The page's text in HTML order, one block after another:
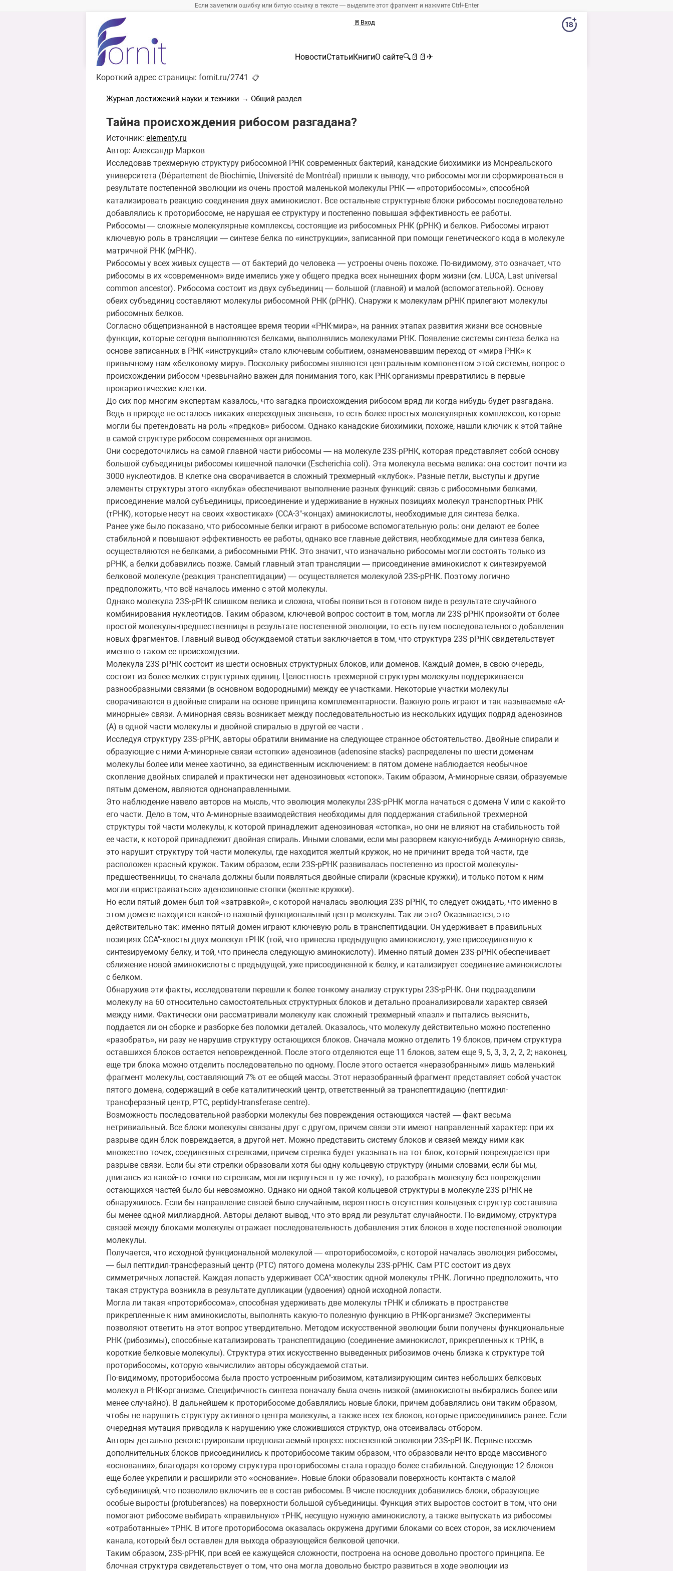
Если заметили ошибку или битую ссылку в тексте — выделите этот фрагмент и нажмите Ctrl+Enter
🚪 Вход
НовостиСтатьиКнигиО сайте🔍 📄 📄 ✈
Короткий адрес страницы: fornit.ru/2741 📋
Журнал достижений науки и техники → Общий раздел
Тайна происхождения рибосом разгадана?
Источник: elementy.ru
Автор: Александр Марков
Исследовав трехмерную структуру рибосомной РНК современных бактерий, канадские биохимики из Монреальского
университета (Département de Biochimie, Université de Montréal) пришли к выводу, что рибосомы могли сформироваться в
результате постепенной эволюции из очень простой маленькой молекулы РНК — «проторибосомы», способной
катализировать реакцию соединения двух аминокислот. Все остальные структурные блоки рибосомы последовательно
добавлялись к проторибосоме, не нарушая ее структуру и постепенно повышая эффективность ее работы.
Рибосомы — сложные молекулярные комплексы, состоящие из рибосомных РНК (рРНК) и белков. Рибосомы играют
ключевую роль в трансляции — синтезе белка по «инструкции», записанной при помощи генетического кода в молекуле
матричной РНК (мРНК).
Рибосомы у всех живых существ — от бактерий до человека — устроены очень похоже. По-видимому, это означает, что
рибосомы в их «современном» виде имелись уже у общего предка всех нынешних форм жизни (см. LUCA, Last universal
common ancestor). Рибосома состоит из двух субъединиц — большой (главной) и малой (вспомогательной). Основу
обеих субъединиц составляют молекулы рибосомной РНК (рРНК). Снаружи к молекулам рРНК прилегают молекулы
рибосомных белков.
Согласно общепризнанной в настоящее время теории «РНК-мира», на ранних этапах развития жизни все основные
функции, которые сегодня выполняются белками, выполнялись молекулами РНК. Появление системы синтеза белка на
основе записанных в РНК «инструкций» стало ключевым событием, ознаменовавшим переход от «мира РНК» к
привычному нам «белковому миру». Поскольку рибосомы являются центральным компонентом этой системы, вопрос о
происхождении рибосом чрезвычайно важен для понимания того, как РНК-организмы превратились в первые
прокариотические клетки.
До сих пор многим экспертам казалось, что загадка происхождения рибосом вряд ли когда-нибудь будет разгадана.
Ведь в природе не осталось никаких «переходных звеньев», то есть более простых молекулярных комплексов, которые
могли бы претендовать на роль «предков» рибосом. Однако канадские биохимики, похоже, нашли ключик к этой тайне
в самой структуре рибосом современных организмов.
Они сосредоточились на самой главной части рибосомы — на молекуле 23S-рРНК, которая представляет собой основу
большой субъединицы рибосомы кишечной палочки (Escherichia coli). Эта молекула весьма велика: она состоит почти из
3000 нуклеотидов. В клетке она сворачивается в сложный трехмерный «клубок». Разные петли, выступы и другие
элементы структуры этого «клубка» обеспечивают выполнение разных функций: связь с рибосомными белками,
присоединение малой субъединицы, присоединение и удерживание в нужных позициях молекул транспортных РНК
(тРНК), которые несут на своих «хвостиках» (CCA-3"-концах) аминокислоты, необходимые для синтеза белка.
Ранее уже было показано, что рибосомные белки играют в рибосоме вспомогательную роль: они делают ее более
стабильной и повышают эффективность ее работы, однако все главные действия, необходимые для синтеза белка,
осуществляются не белками, а рибосомными РНК. Это значит, что изначально рибосомы могли состоять только из
рРНК, а белки добавились позже. Самый главный этап трансляции — присоединение аминокислот к синтезируемой
белковой молекуле (реакция транспептидации) — осуществляется молекулой 23S-рРНК. Поэтому логично
предположить, что всё началось именно с этой молекулы.
Однако молекула 23S-рРНК слишком велика и сложна, чтобы появиться в готовом виде в результате случайного
комбинирования нуклеотидов. Таким образом, ключевой вопрос состоит в том, могла ли 23S-рРНК произойти от более
простой молекулы-предшественницы в результате постепенной эволюции, то есть путем последовательного добавления
новых фрагментов. Главный вывод обсуждаемой статьи заключается в том, что структура 23S-рРНК свидетельствует
именно о таком ее происхождении.
Молекула 23S-рРНК состоит из шести основных структурных блоков, или доменов. Каждый домен, в свою очередь,
состоит из более мелких структурных единиц. Целостность трехмерной структуры молекулы поддерживается
разнообразными связями (в основном водородными) между ее участками. Некоторые участки молекулы
сворачиваются в двойные спирали на основе принципа комплементарности. Важную роль играют и так называемые «А-
минорные» связи. А-минорная связь возникает между последовательностью из нескольких идущих подряд аденозинов
(А) в одной части молекулы и двойной спиралью в другой ее части .
Исследуя структуру 23S-рРНК, авторы обратили внимание на следующее странное обстоятельство. Двойные спирали и
образующие с ними А-минорные связи «стопки» аденозинов (adenosine stacks) распределены по шести доменам
молекулы более или менее хаотично, за единственным исключением: в пятом домене наблюдается необычное
скопление двойных спиралей и практически нет аденозиновых «стопок». Таким образом, А-минорные связи, образуемые
пятым доменом, являются однонаправленными.
Это наблюдение навело авторов на мысль, что эволюция молекулы 23S-рРНК могла начаться с домена V или с какой-то
его части. Дело в том, что А-минорные взаимодействия необходимы для поддержания стабильной трехмерной
структуры той части молекулы, к которой принадлежит аденозиновая «стопка», но они не влияют на стабильность той
ее части, к которой принадлежит двойная спираль. Иными словами, если мы разорвем какую-нибудь А-минорную связь,
это нарушит структуру той части молекулы, где находится желтый кружок, но не причинит вреда той части, где
расположен красный кружок. Таким образом, если 23S-рРНК развивалась постепенно из простой молекулы-
предшественницы, то сначала должны были появляться двойные спирали (красные кружки), и только потом к ним
могли «пристраиваться» аденозиновые стопки (желтые кружки).
Но если пятый домен был той «затравкой», с которой началась эволюция 23S-рРНК, то следует ожидать, что именно в
этом домене находится какой-то важный функциональный центр молекулы. Так ли это? Оказывается, это
действительно так: именно пятый домен играют ключевую роль в транспептидации. Он удерживает в правильных
позициях CCA"-хвосты двух молекул тРНК (той, что принесла предыдущую аминокислоту, уже присоединенную к
синтезируемому белку, и той, что принесла следующую аминокислоту). Именно пятый домен 23S-рРНК обеспечивает
сближение новой аминокислоты с предыдущей, уже присоединенной к белку, и катализирует соединение аминокислоты
с белком.
Обнаружив эти факты, исследователи перешли к более тонкому анализу структуры 23S-рРНК. Они подразделили
молекулу на 60 относительно самостоятельных структурных блоков и детально проанализировали характер связей
между ними. Фактически они рассматривали молекулу как сложный трехмерный «пазл» и пытались выяснить,
поддается ли он сборке и разборке без поломки деталей. Оказалось, что молекулу действительно можно постепенно
«разобрать», ни разу не нарушив структуру остающихся блоков. Сначала можно отделить 19 блоков, причем структура
оставшихся блоков остается неповрежденной. После этого отделяются еще 11 блоков, затем еще 9, 5, 3, 3, 2, 2, 2; наконец,
еще три блока можно отделить последовательно по одному. После этого остается «неразобранным» лишь маленький
фрагмент молекулы, составляющий 7% от ее общей массы. Этот неразобранный фрагмент представляет собой участок
пятого домена, содержащий в себе каталитический центр, ответственный за транспептидацию (пептидил-
трансферазный центр, PTC, peptidyl-transferase centre).
Возможность последовательной разборки молекулы без повреждения остающихся частей — факт весьма
нетривиальный. Все блоки молекулы связаны друг с другом, причем связи эти имеют направленный характер: при их
разрыве один блок повреждается, а другой нет. Можно представить систему блоков и связей между ними как
множество точек, соединенных стрелками, причем стрелка будет указывать на тот блок, который повреждается при
разрыве связи. Если бы эти стрелки образовали хотя бы одну кольцевую структуру (иными словами, если бы мы,
двигаясь из какой-то точки по стрелкам, могли вернуться в ту же точку), то разобрать молекулу без повреждения
остающихся частей было бы невозможно. Однако ни одной такой кольцевой структуры в молекуле 23S-рРНК не
обнаружилось. Если бы направление связей было случайным, вероятность отсутствия кольцевых структур составляла
бы менее одной миллиардной. Авторы делают вывод, что это вряд ли результат случайности. По-видимому, структура
связей между блоками молекулы отражает последовательность добавления этих блоков в ходе постепенной эволюции
молекулы.
Получается, что исходной функциональной молекулой — «проторибосомой», с которой началась эволюция рибосомы,
— был пептидил-трансферазный центр (PTC) пятого домена молекулы 23S-рРНК. Сам PTC состоит из двух
симметричных лопастей. Каждая лопасть удерживает CCA"-хвостик одной молекулы тРНК. Логично предположить, что
такая структура возникла в результате дупликации (удвоения) одной исходной лопасти.
Могла ли такая «проторибосома», способная удерживать две молекулы тРНК и сближать в пространстве
прикрепленные к ним аминокислоты, выполнять какую-то полезную функцию в РНК-организме? Эксперименты
позволяют ответить на этот вопрос утвердительно. Методом искусственной эволюции были получены функциональные
РНК (рибозимы), способные катализировать транспептидацию (соединение аминокислот, прикрепленных к тРНК, в
короткие белковые молекулы). Структура этих искусственно выведенных рибозимов очень близка к структуре той
проторибосомы, которую «вычислили» авторы обсуждаемой статьи.
По-видимому, проторибосома была просто устроенным рибозимом, катализирующим синтез небольших белковых
молекул в РНК-организме. Специфичность синтеза поначалу была очень низкой (аминокислоты выбирались более или
менее случайно). В дальнейшем к проторибосоме добавлялись новые блоки, причем добавлялись они таким образом,
чтобы не нарушить структуру активного центра молекулы, а также всех тех блоков, которые присоединились ранее. Если
очередная мутация приводила к нарушению уже сложившихся структур, она отсеивалась отбором.
Авторы детально реконструировали предполагаемый процесс постепенной эволюции 23S-рРНК. Первые восемь
дополнительных блоков присоединились к проторибосоме таким образом, что образовали нечто вроде массивного
«основания», благодаря которому структура проторибосомы стала гораздо более стабильной. Следующие 12 блоков
еще более укрепили и расширили это «основание». Новые блоки образовали поверхность контакта с малой
субъединицей, что позволило включить ее в состав рибосомы. В числе последних добавились блоки, образующие
особые выросты (protuberances) на поверхности большой субъединицы. Функция этих выростов состоит в том, что они
помогают рибосоме выбирать «правильную» тРНК, несущую нужную аминокислоту, а также выпускать из рибосомы
«отработанные» тРНК. В итоге проторибосома оказалась окружена другими блоками со всех сторон, за исключением
канала, который был оставлен для выхода образующейся белковой цепочки.
Таким образом, 23S-рРНК, при всей ее кажущейся сложности, построена на основе довольно простого принципа. Ее
блочная структура свидетельствует о том, что она могла довольно быстро развиться в ходе эволюции из